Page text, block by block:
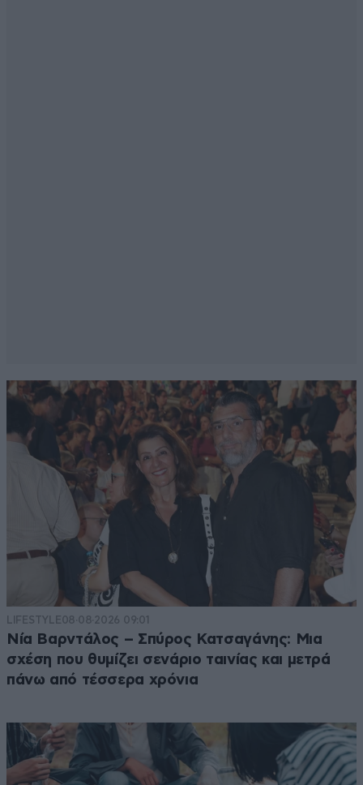
LIFESTYLE08·08·2026 09:01
Νία Βαρντάλος – Σπύρος Κατσαγάνης: Μια
σχέση που θυμίζει σενάριο ταινίας και μετρά
πάνω από τέσσερα χρόνια